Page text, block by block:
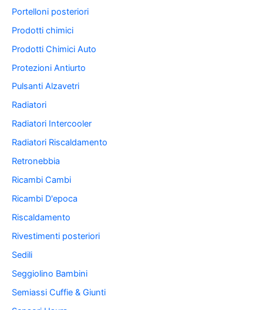
Portelloni posteriori
Prodotti chimici
Prodotti Chimici Auto
Protezioni Antiurto
Pulsanti Alzavetri
Radiatori
Radiatori Intercooler
Radiatori Riscaldamento
Retronebbia
Ricambi Cambi
Ricambi D'epoca
Riscaldamento
Rivestimenti posteriori
Sedili
Seggiolino Bambini
Semiassi Cuffie & Giunti